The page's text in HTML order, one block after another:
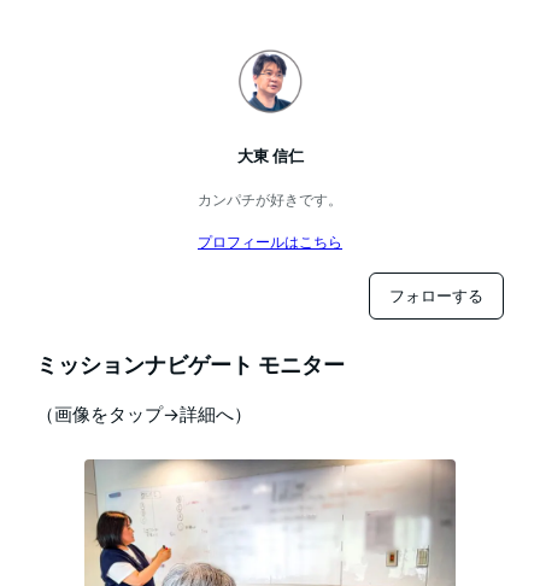
大東 信仁
カンパチが好きです。
プロフィールはこちら
フォローする
ミッションナビゲート モニター
（画像をタップ→詳細へ）